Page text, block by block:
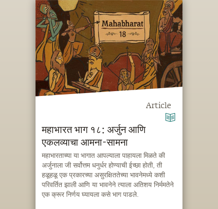
Article
महाभारत भाग १८: अर्जुन आणि
एकलव्याचा आमना-सामना
महाभारताच्या या भागात आपल्याला पाहायला मिळते की
अर्जुनाला जी सर्वोत्तम धनुर्धर होण्याची ईच्छा होती, ती
हळूहळू एक प्रकारच्या असुरक्षिततेच्या भावनेमध्ये कशी
परिवर्तित झाली आणि या भावनेने त्याला अतिशय निर्ममतेने
एक क्रूर निर्णय घ्यायला कसे भाग पाडले.